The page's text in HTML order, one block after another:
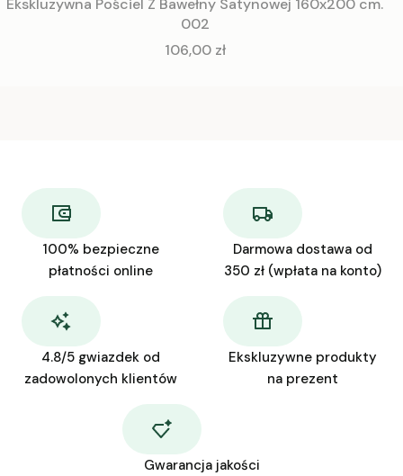
Ekskluzywna Pościel Z Bawełny Satynowej 160x200 cm.
002
Cena
106,00 zł
100% bezpieczne
płatności online
Darmowa dostawa od
350 zł (wpłata na konto)
4.8/5 gwiazdek od
zadowolonych klientów
Ekskluzywne produkty
na prezent
Gwarancja jakości